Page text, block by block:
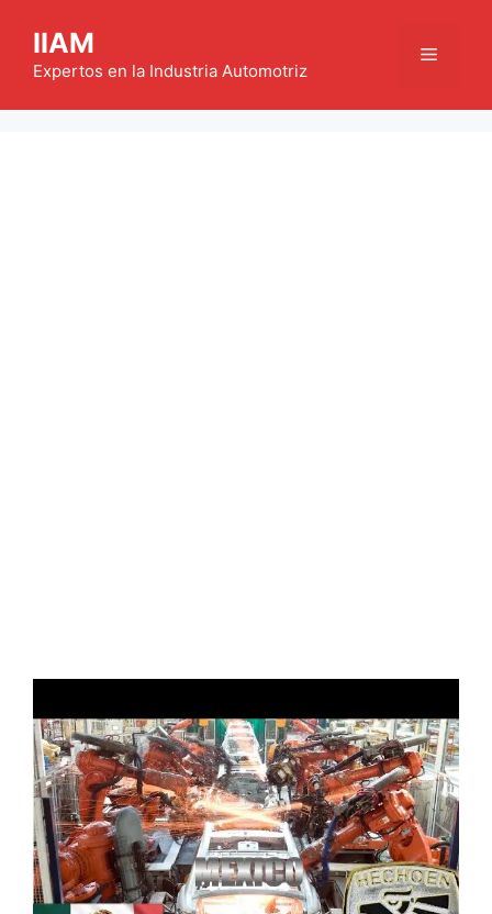
contenido
IIAM
Expertos en la Industria Automotriz
Menú